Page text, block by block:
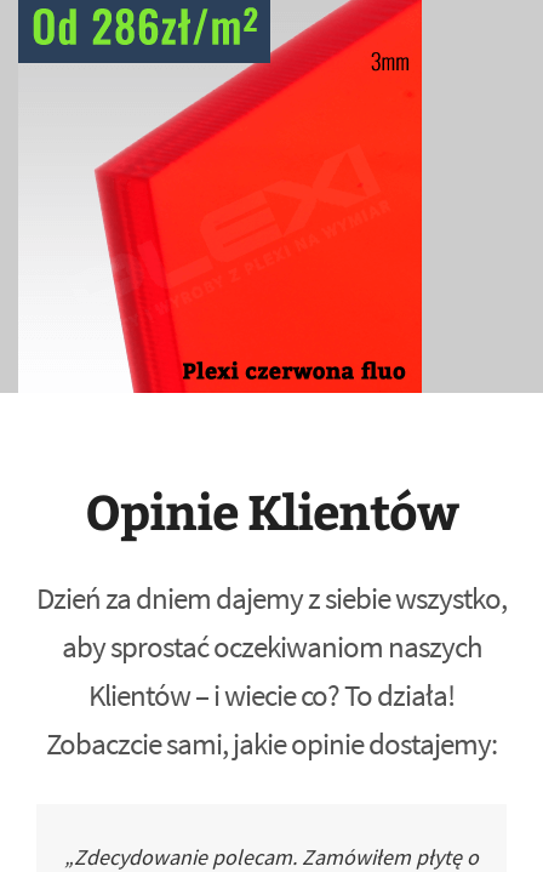
Opinie Klientów
Dzień za dniem dajemy z siebie wszystko,
aby sprostać oczekiwaniom naszych
Klientów – i wiecie co? To działa!
Zobaczcie sami, jakie opinie dostajemy:
„Zdecydowanie polecam. Zamówiłem płytę o